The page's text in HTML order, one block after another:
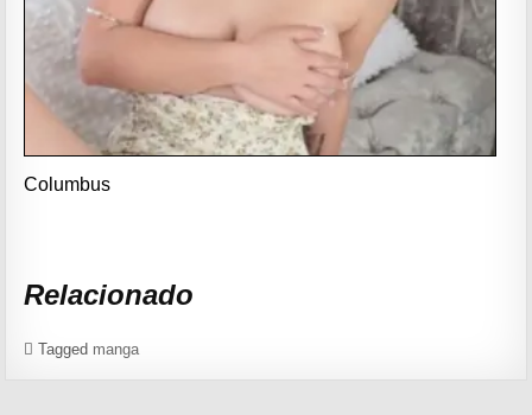
Columbus
Relacionado
Tagged manga